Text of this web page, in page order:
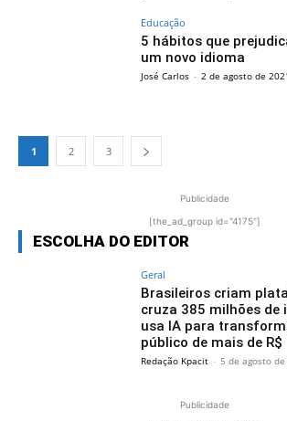
Educação
5 hábitos que
um novo idioma
José Carlos - 2 de agosto de
1 2 3
Publicidade
[the_ad_group id="4175"]
ESCOLHA DO EDITOR
Geral
Brasileiros criam
cruza 385 milhões de
usa IA para
público de mais de
Redação Kpacit - 5 de agosto de
Publicidade